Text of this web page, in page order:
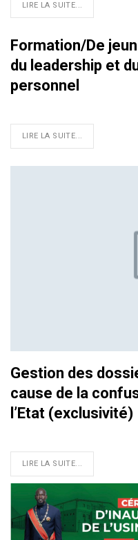
LIRE LA SUITE...
Formation/De
du leadership et
personnel
LIRE LA SUITE...
Gestion des
cause de la
l’Etat (exclusivité)
LIRE LA SUITE...